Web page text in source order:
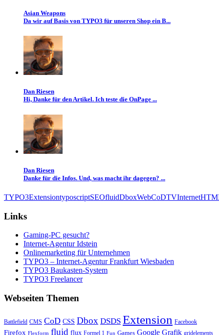
Asian Weapons
Da wir auf Basis von TYPO3 für unseren Shop ein B...
Dan Riesen
Hi, Danke für den Artikel. Ich teste die OnPage ...
Dan Riesen
Danke für die Infos. Und, was macht ihr dagegen? ...
TYPO3ExtensiontyposcriptSEOfluidDboxWebCoDTVInternet
Links
Gaming-PC gesucht?
Internet-Agentur Idstein
Onlinemarketing für Unternehmen
TYPO3 – Internet-Agentur Frankfurt Wiesbaden
TYPO3 Baukasten-System
TYPO3 Freelancer
Webseiten Themen
Battlefield CMS CoD CSS Dbox DSDS Extension Facebook
Firefox Flexform fluid flux Formel 1 Fun Games Google Grafik gridelements